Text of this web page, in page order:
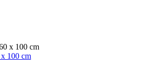
100 cm